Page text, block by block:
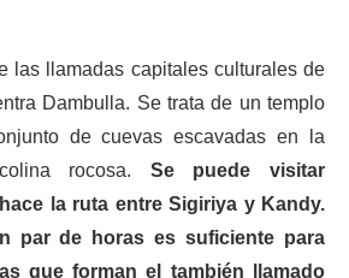
las llamadas capitales culturales de
Dambulla. Se trata de un templo
de cuevas escavadas en la
rocosa. Se puede visitar
la ruta entre Sigiriya y Kandy.
par de horas es suficiente para
que forman el también llamado